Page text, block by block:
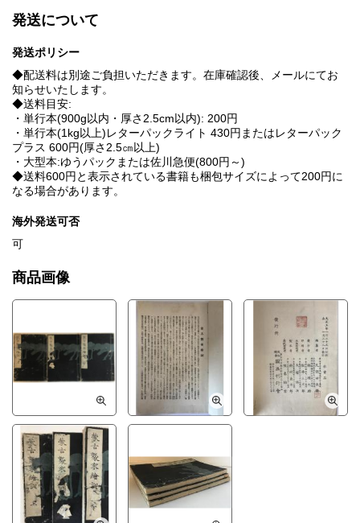
発送について
発送ポリシー
◆配送料は別途ご負担いただきます。在庫確認後、メールにてお
知らせいたします。
◆送料目安:
・単行本(900g以内・厚さ2.5cm以内): 200円
・単行本(1kg以上)レターパックライト 430円またはレターパック
プラス 600円(厚さ2.5㎝以上)
・大型本:ゆうパックまたは佐川急便(800円～)
◆送料600円と表示されている書籍も梱包サイズによって200円に
なる場合があります。
海外発送可否
可
商品画像